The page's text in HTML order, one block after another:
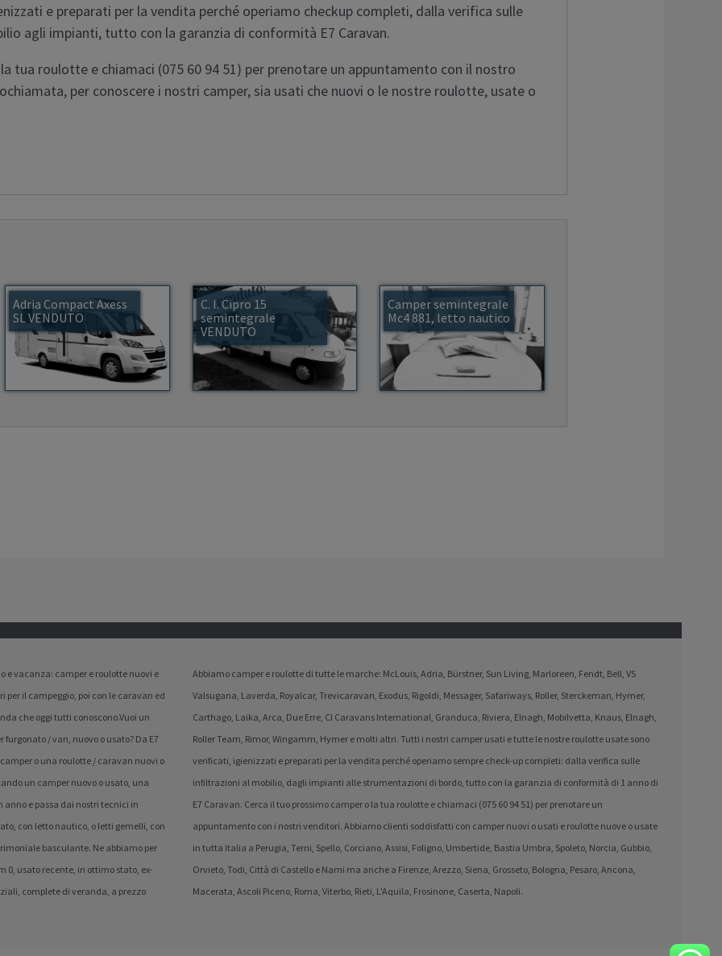
e preparati per la vendita perché operiamo checkup completi, dalla verifica sulle
agli impianti, tutto con la garanzia di conformità E7 Caravan.
tua roulotte e chiamaci (075 60 94 51) per prenotare un appuntamento con il nostro
per conoscere i nostri camper, sia usati che nuovi o le nostre roulotte, usate o
Adria Compact Axess
SL VENDUTO
C. I. Cipro 15
semintegrale
VENDUTO
Camper semintegrale
Mc4 881, letto nautico
e vacanza: camper e roulotte nuovi e
il campeggio, poi con le caravan ed
che oggi tutti conoscono.Vuoi un
/ van, nuovo o usato? Da E7
o una roulotte / caravan nuovi o
un camper nuovo o usato, una
e passa dai nostri tecnici in
con letto nautico, o letti gemelli, con
basculante. Ne abbiamo per
0, usato recente, in ottimo stato, ex-
complete di veranda, a prezzo
Abbiamo camper e roulotte di tutte le marche: McLouis, Adria, Bürstner, Sun Living, Marloreen, Fendt, Bell, VS
Valsugana, Laverda, Royalcar, Trevicaravan, Exodus, Rigoldi, Messager, Safariways, Roller, Sterckeman, Hymer,
Carthago, Laika, Arca, Due Erre, CI Caravans International, Granduca, Riviera, Elnagh, Mobilvetta, Knaus, Elnagh,
Roller Team, Rimor, Wingamm, Hymer e molti altri. Tutti i nostri camper usati e tutte le nostre roulotte usate sono
verificati, igienizzati e preparati per la vendita perché operiamo sempre check-up completi: dalla verifica sulle
infiltrazioni al mobilio, dagli impianti alle strumentazioni di bordo, tutto con la garanzia di conformità di 1 anno di
E7 Caravan. Cerca il tuo prossimo camper o la tua roulotte e chiamaci (075 60 94 51) per prenotare un
appuntamento con i nostri venditori. Abbiamo clienti soddisfatti con camper nuovi o usati e roulotte nuove o usate
in tutta Italia a Perugia, Terni, Spello, Corciano, Assisi, Foligno, Umbertide, Bastia Umbra, Spoleto, Norcia, Gubbio,
Orvieto, Todi, Città di Castello e Narni ma anche a Firenze, Arezzo, Siena, Grosseto, Bologna, Pesaro, Ancona,
Macerata, Ascoli Piceno, Roma, Viterbo, Rieti, L'Aquila, Frosinone, Caserta, Napoli.